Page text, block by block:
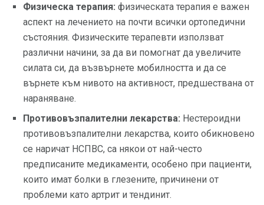
Физическа терапия: физическата терапия е важен
аспект на лечението на почти всички ортопедични
състояния. Физическите терапевти използват
различни начини, за да ви помогнат да увеличите
силата си, да възвърнете мобилността и да се
върнете към нивото на активност, предшествана от
нараняване.
Противовъзпалителни лекарства: Нестероидни
противовъзпалителни лекарства, които обикновено
се наричат ​​НСПВС, са някои от най-често
предписаните медикаменти, особено при пациенти,
които имат болки в глезените, причинени от
проблеми като артрит и тендинит.